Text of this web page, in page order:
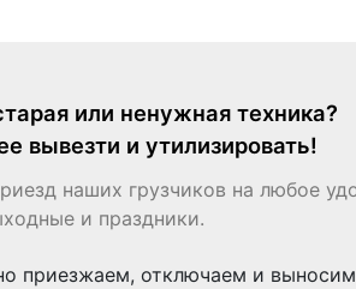
или ненужная техника?
вывезти и утилизировать!
наших грузчиков на любое
и праздники.
приезжаем, отключаем и выносим